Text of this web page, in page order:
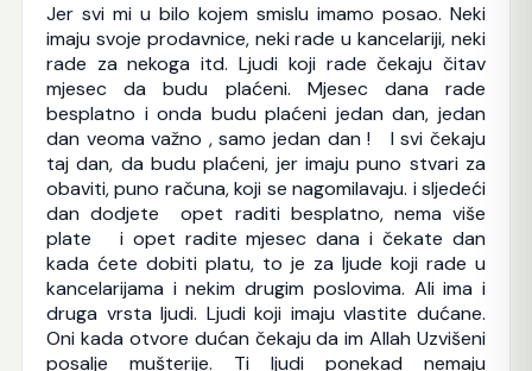
Jer svi mi u bilo kojem smislu imamo posao. Neki
imaju svoje prodavnice, neki rade u kancelariji, neki
rade za nekoga itd. Ljudi koji rade čekaju čitav
mjesec da budu plaćeni. Mjesec dana rade
besplatno i onda budu plaćeni jedan dan, jedan
dan veoma važno , samo jedan dan ! I svi čekaju
taj dan, da budu plaćeni, jer imaju puno stvari za
obaviti, puno računa, koji se nagomilavaju. i sljedeći
dan dodjete opet raditi besplatno, nema više
plate i opet radite mjesec dana i čekate dan
kada ćete dobiti platu, to je za ljude koji rade u
kancelarijama i nekim drugim poslovima. Ali ima i
druga vrsta ljudi. Ljudi koji imaju vlastite dućane.
Oni kada otvore dućan čekaju da im Allah Uzvišeni
posalje mušterije. Ti ljudi ponekad nemaju